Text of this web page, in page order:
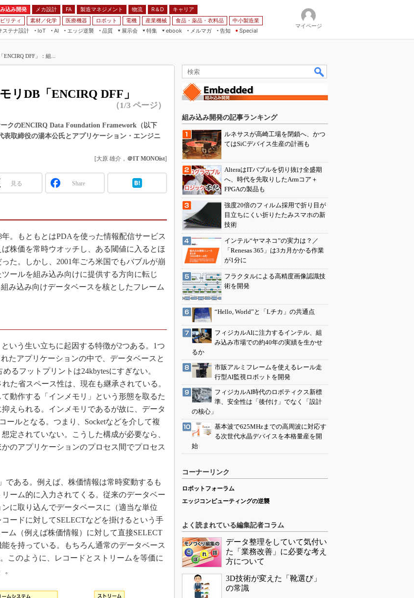
込み開発 メカ設計 FA 製造マネジメント 物流 R＆D
キャリア
リティ 素材／化学 医療機器 ロボット 電機 産業機械 食品・薬品・衣料品
中小製造業
ステナ設計
IoT
AI
エッジ逆襲 品質
展示会
JIMTOF
IIFES
ジャパンモビリティショー
TECHNO-FRONTIER
EdgeTech+
特集
つながるクルマ
VR／AR
フィールドサービス
組み込み画像技術
Windows Embedded
ISO26262
3Dプリンタ
デジタルツインとCAE
S＆OP
インダストリー4.0
知財マネジメント
海外生産
グローバル設計・開発
制御セキュリティ
新型コロナへの対応
ebook
メルマガ
告知 Special
マイページ
DFF」：組...
リDB「ENCIRQ DFF」
（1/3 ページ）
クのENCIRQ Data Foundation Framework（以下
取締役の湯本公氏とアプリケーション・エンジニ
[大原 雄介， ＠IT MONOist]
見る Share
。もともとはPDAを使った情報配信サービス
株価を常時ウオッチし、ある閾値に入るとほ
た。しかし、2001年ごろ米国でもバブルが崩
ールを組み込み向けに提供する方向に転じ
み込み向けデータベースを核としたフレーム
いう生い立ちに起因する特徴が2つある。1つ
たアプリケーションの中で、データベースと
るフットプリントは24kbytesにすぎない。
た省スペース性は、現在も継承されている。
動作する「インメモリ」という形態を取るた
えられる。インメモリであるが故に、データ
ールとなる。つまり、Socketなどを介して複
定されていない。こうした構成が必要なら、
のアプリケーションのプロセス間でプロセス
ある。例えば、株価情報は常時変動するも
ーム的に入力されてくる。従来のデータベー
に取り込んでデータベースに（適当な単位
ードに対してSELECTなどを掛けるという手
ム（例えば株価情報）に対して直接SELECT
を持っている。もちろん通常のデータベース
このように、レコードとストリームを等価に
組み込み開発の記事ランキング
ルネサスが高崎工場を閉鎖へ、かつ
てはSiCデバイス生産の計画も
AlteraはITバブルを切り抜け全盛期
へ、時代を先取りしたArmコア＋
FPGAの製品も
強度20倍のフィルム採用で折り目が
目立ちにくい折りたたみスマホの新
技術
インテル“ヤマネコ”の実力は？／
「Renesas 365」は3カ月かかる作業
が1分に
フラクタルによる高精度画像認識技
術を開発
“Hello, World”と「Lチカ」の共通点
フィジカルAIに注力するインテル、組
み込み市場での約40年の実績を生かせ
るか
市販アルミフレームを使えるレール走
行型AI監視ロボットを開発
フィジカルAI時代のロボティクス新標
準、安全性は「後付け」でなく「設計
の核心」
基本波で625MHzまでの高周波に対応す
る次世代水晶デバイスを本格量産を開
始
コーナーリンク
ロボットフォーラム
エッジコンピューティングの逆襲
よく読まれている編集記者コラム
データ整理をしていて気付い
た「業務改善」に必要な考え
方について
3D技術が変えた「靴選び」
の常識